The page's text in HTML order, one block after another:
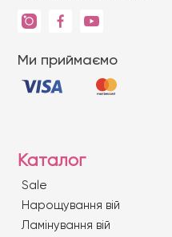
Ми приймаємо
Каталог
Sale
Нарощування вій
Ламінування вій